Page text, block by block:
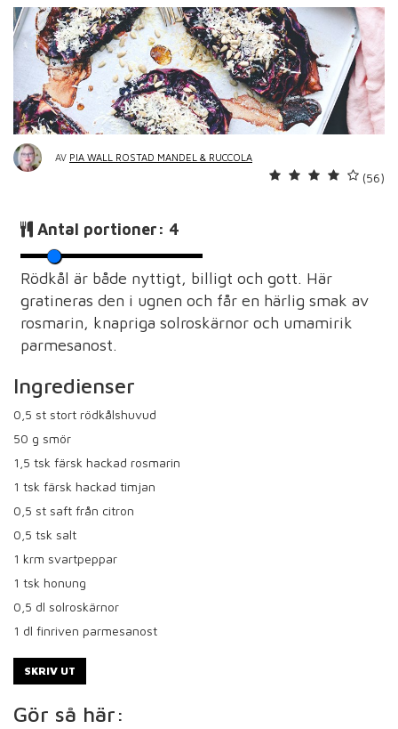
AV PIA WALL ROSTAD MANDEL & RUCCOLA
(56)
Antal portioner: 4
Rödkål är både nyttigt, billigt och gott. Här
gratineras den i ugnen och får en härlig smak av
rosmarin, knapriga solroskärnor och umamirik
parmesanost.
Ingredienser
0,5 st stort rödkålshuvud
50 g smör
1,5 tsk färsk hackad rosmarin
1 tsk färsk hackad timjan
0,5 st saft från citron
0,5 tsk salt
1 krm svartpeppar
1 tsk honung
0,5 dl solroskärnor
1 dl finriven parmesanost
SKRIV UT
Gör så här: